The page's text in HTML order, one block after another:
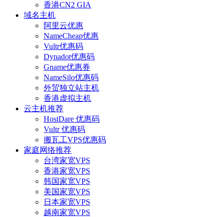
香港CN2 GIA
域名主机
阿里云优惠
NameCheap优惠
Vultr优惠码
Dynadot优惠码
Gname优惠券
NameSilo优惠码
外贸独立站主机
香港虚拟主机
云主机推荐
HostDare 优惠码
Vultr 优惠码
搬瓦工VPS优惠码
家庭网络推荐
台湾家宽VPS
香港家宽VPS
韩国家宽VPS
美国家宽VPS
日本家宽VPS
越南家宽VPS